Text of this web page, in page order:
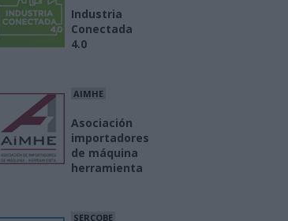
Industria
Conectada
4.0
AIMHE
Asociación
importadores
de máquina
herramienta
SERCOBE